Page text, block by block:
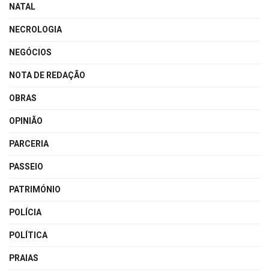
NATAL
NECROLOGIA
NEGÓCIOS
NOTA DE REDAÇÃO
OBRAS
OPINIÃO
PARCERIA
PASSEIO
PATRIMÓNIO
POLÍCIA
POLÍTICA
PRAIAS